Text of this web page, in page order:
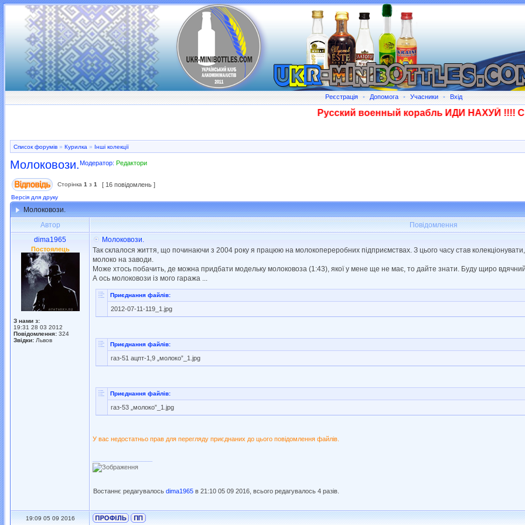
Реєстрація • Допомога • Учасники • Вхід
Русский военный корабль ИДИ НАХУЙ !!!!
Список форумів » Курилка » Інші колекції
Молоковози.Модератор: Редактори
Сторінка 1 з 1 [ 16 повідомлень ]
Версія для друку
Молоковози.
Автор
Повідомлення
dima1965
Постоялець
З нами з:
19:31 28 03 2012
Повідомлення: 324
Звідки: Львов
Молоковози.
Так склалося життя, що починаючи з 2004 року я працюю на молокопереробних підприємствах. З цього часу став
молоко на заводи.
Може хтось побачить, де можна придбати модельку молоковоза (1:43), якої у мене ще не має, то дайте знати. Буду щиро
А ось молоковози із мого гаража ...
Приєднання файлів:
2012-07-11-119_1.jpg
Приєднання файлів:
газ-51 ацпт-1,9 „молоко”_1.jpg
Приєднання файлів:
газ-53 „молоко”_1.jpg
У вас недостатньо прав для перегляду приєднаних до цього повідомлення файлів.
Востаннє редагувалось dima1965 в 21:10 05 09 2016, всього редагувалось 4 разів.
19:09 05 09 2016